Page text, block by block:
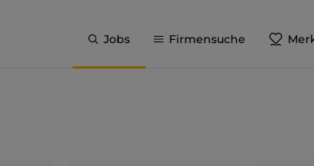
Jobs Firmensuche